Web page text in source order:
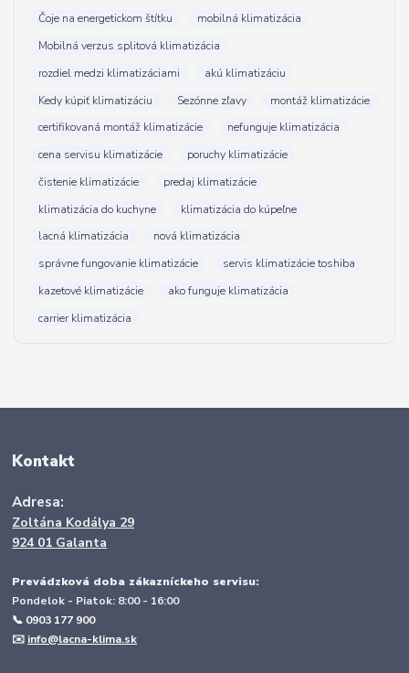
Čoje na energetickom štítku
mobilná klimatizácia
Mobilná verzus splitová klimatizácia
rozdiel medzi klimatizáciami
akú klimatizáciu
Kedy kúpiť klimatizáciu
Sezónne zľavy
montáž klimatizácie
certifikovaná montáž klimatizácie
nefunguje klimatizácia
cena servisu klimatizácie
poruchy klimatizácie
čistenie klimatizácie
predaj klimatizácie
klimatizácia do kuchyne
klimatizácia do kúpeľne
lacná klimatizácia
nová klimatizácia
správne fungovanie klimatizácie
servis klimatizácie toshiba
kazetové klimatizácie
ako funguje klimatizácia
carrier klimatizácia
Kontakt
Adresa:
Zoltána Kodálya 29
924 01 Galanta
Prevádzková doba zákazníckeho servisu:
Pondelok - Piatok: 8:00 - 16:00
📞 0903 177 900
✉️ info@lacna-klima.sk